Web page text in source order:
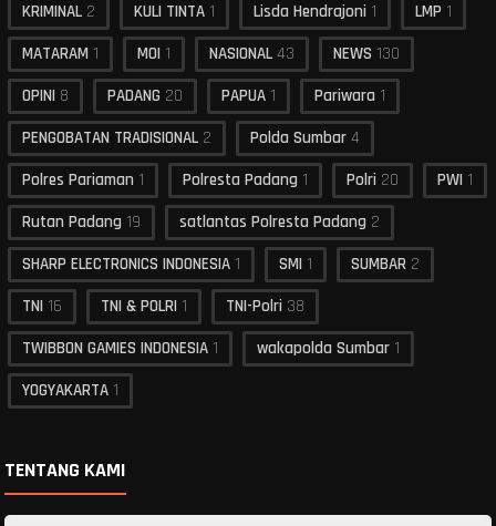
KRIMINAL 2 KULI TINTA 1 Lisda Hendrajoni 1 LMP 1
MATARAM 1 MOI 1 NASIONAL 43 NEWS 130
OPINI 8 PADANG 20 PAPUA 1 Pariwara 1
PENGOBATAN TRADISIONAL 2 Polda Sumbar 4
Polres Pariaman 1 Polresta Padang 1 Polri 20 PWI 1
Rutan Padang 19 satlantas Polresta Padang 2
SHARP ELECTRONICS INDONESIA 1 SMI 1 SUMBAR 2
TNI 16 TNI & POLRI 1 TNI-Polri 38
TWIBBON GAMIES INDONESIA 1 wakapolda Sumbar 1
YOGYAKARTA 1
TENTANG KAMI